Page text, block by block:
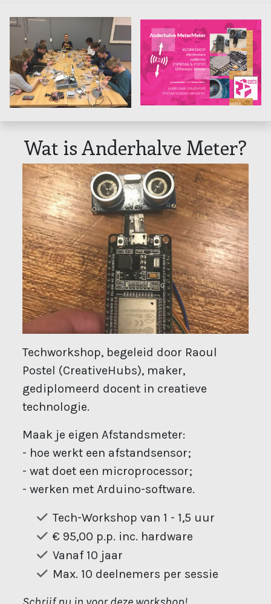
Wat is Anderhalve Meter?
Techworkshop, begeleid door Raoul
Postel (CreativeHubs), maker,
gediplomeerd docent in creatieve
technologie.
Maak je eigen Afstandsmeter:
- hoe werkt een afstandsensor;
- wat doet een microprocessor;
- werken met Arduino-software.
Tech-Workshop van 1 - 1,5 uur
€ 95,00 p.p. inc. hardware
Vanaf 10 jaar
Max. 10 deelnemers per sessie